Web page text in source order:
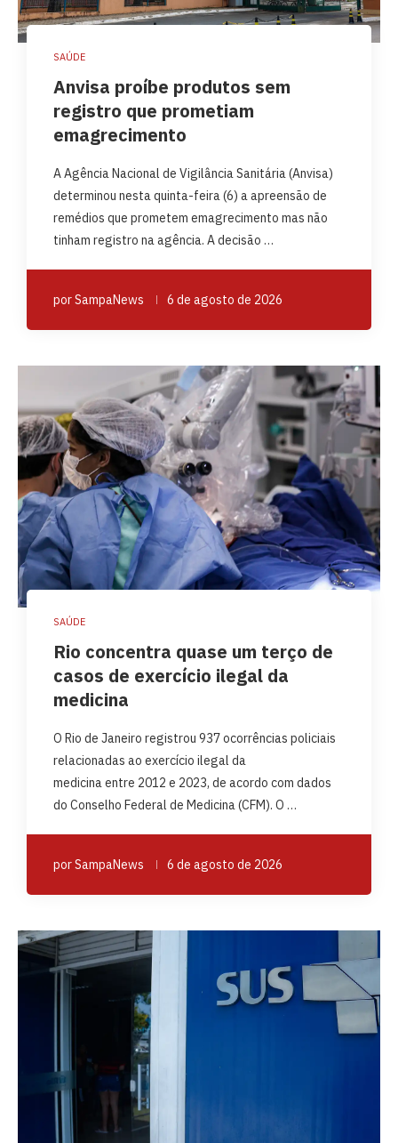
SAÚDE
Anvisa proíbe produtos sem
registro que prometiam
emagrecimento
A Agência Nacional de Vigilância Sanitária (Anvisa)
determinou nesta quinta-feira (6) a apreensão de
remédios que prometem emagrecimento mas não
tinham registro na agência. A decisão …
porSampaNews 6 de agosto de 2026
SAÚDE
Rio concentra quase um terço de
casos de exercício ilegal da
medicina
O Rio de Janeiro registrou 937 ocorrências policiais
relacionadas ao exercício ilegal da
medicina entre 2012 e 2023, de acordo com dados
do Conselho Federal de Medicina (CFM). O …
porSampaNews 6 de agosto de 2026